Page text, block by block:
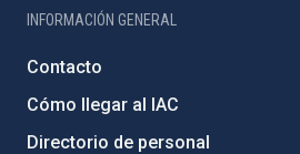
INFORMACIÓN GENERAL
Contacto
Cómo llegar al IAC
Directorio de personal